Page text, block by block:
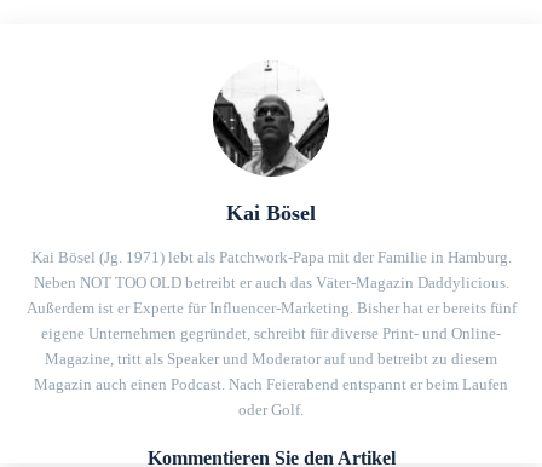
Kai Bösel
Kai Bösel (Jg. 1971) lebt als Patchwork-Papa mit der Familie in Hamburg.
Neben NOT TOO OLD betreibt er auch das Väter-Magazin Daddylicious.
Außerdem ist er Experte für Influencer-Marketing. Bisher hat er bereits fünf
eigene Unternehmen gegründet, schreibt für diverse Print- und Online-
Magazine, tritt als Speaker und Moderator auf und betreibt zu diesem
Magazin auch einen Podcast. Nach Feierabend entspannt er beim Laufen
oder Golf.
Kommentieren Sie den Artikel